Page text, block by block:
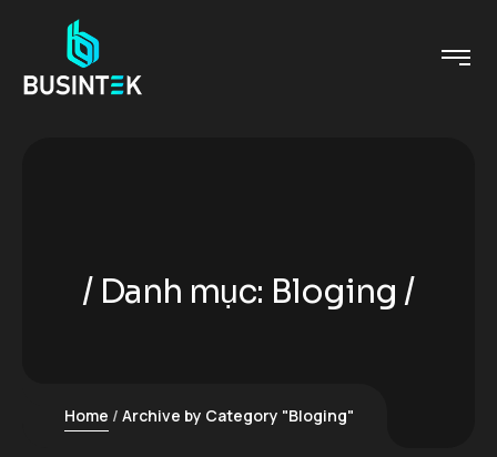
Danh mục: Bloging
Home Archive by Category "Bloging"